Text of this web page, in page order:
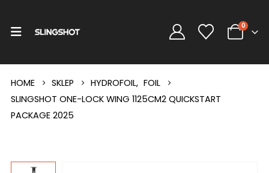
0
HOME SKLEP HYDROFOIL, FOIL
SLINGSHOT ONE-LOCK WING 1125CM2 QUICKSTART
PACKAGE 2025